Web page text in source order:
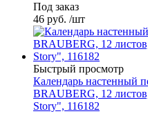
Под заказ
46 руб. /шт
Быстрый просмотр
Календарь настенный
BRAUBERG, 12
Story", 116182